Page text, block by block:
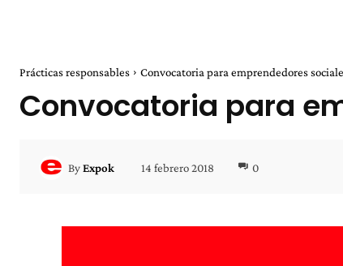
Prácticas responsables Convocatoria para emprendedores
Convocatoria para
ByExpok 14 febrero 2018 0